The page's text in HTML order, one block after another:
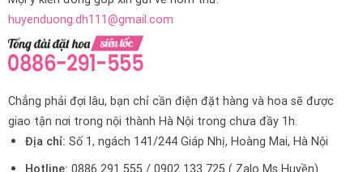
huyenduong.dh111@gmail.com
Chẳng phải đợi lâu, bạn chỉ cần điện đặt hàng và hoa sẽ được
giao tận nơi trong nội thành Hà Nội trong chưa đầy 1h.
Địa chỉ: Số 1, ngách 141/244 Giáp Nhị, Hoàng Mai, Hà Nội